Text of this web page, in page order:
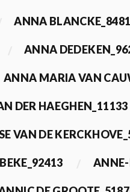
ANNA
ANNA
ANNA MARIA VAN
DER HAEGHEN_11133
VAN DE